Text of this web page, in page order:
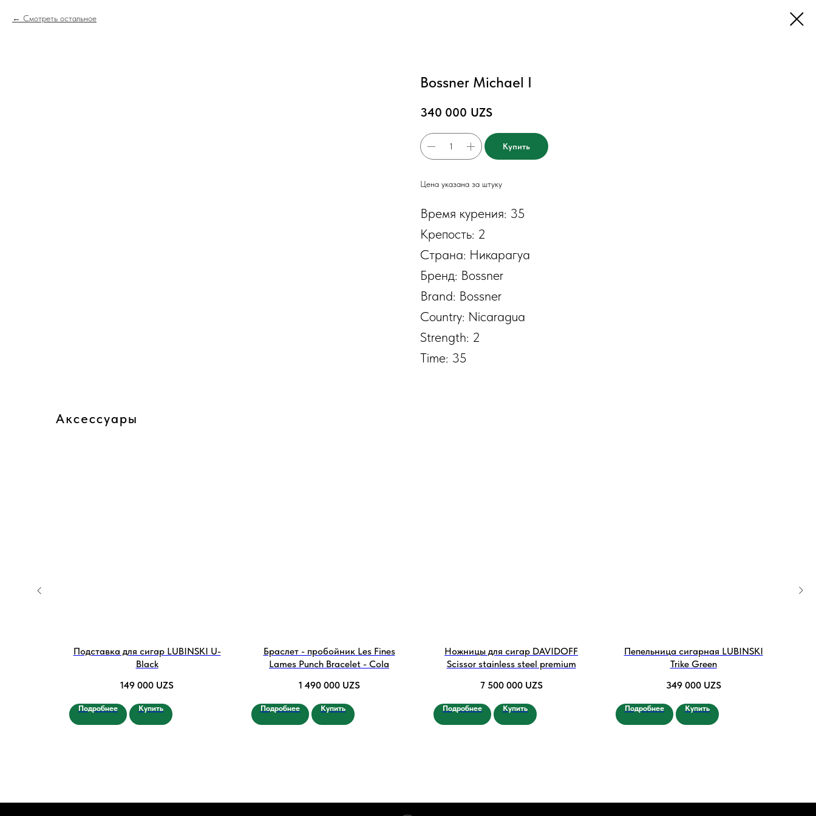
Смотреть остальное
Bossner Michael I
340 000 UZS
Купить
Цена указана за штуку
Время курения: 35
Крепость: 2
Страна: Никарагуа
Бренд: Bossner
Brand: Bossner
Country: Nicaragua
Strength: 2
Time: 35
Аксессуары
Подставка для сигар LUBINSKI U-
Black
149 000 UZS
Подробнее Купить
Браслет - пробойник Les Fines
Lames Punch Bracelet - Cola
1 490 000 UZS
Подробнее Купить
Ножницы для сигар DAVIDOFF
Scissor stainless steel premium
7 500 000 UZS
Подробнее Купить
Пепельница сигарная LUBINSKI
Trike Green
349 000 UZS
Подробнее Купить